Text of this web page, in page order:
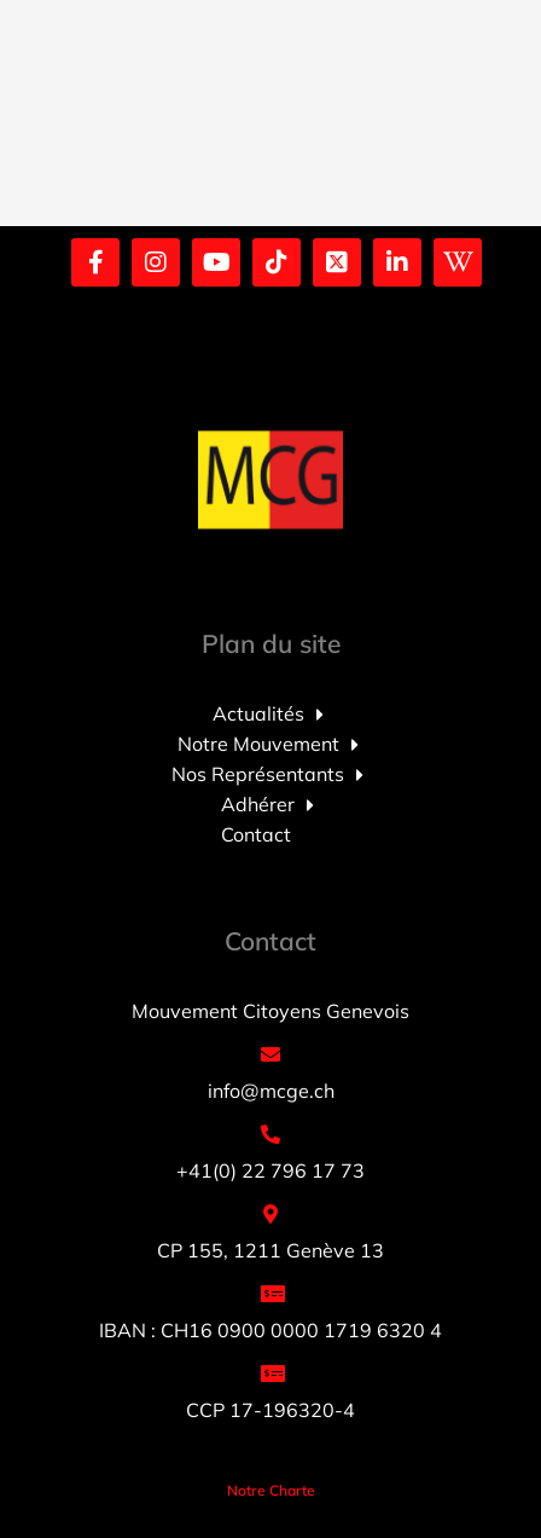
Plan du site
Actualités
Notre Mouvement
Nos Représentants
Adhérer
Contact
Contact
Mouvement Citoyens Genevois
info@mcge.ch
+41(0) 22 796 17 73
CP 155, 1211 Genève 13
IBAN : CH16 0900 0000 1719 6320 4
CCP 17-196320-4
Notre Charte